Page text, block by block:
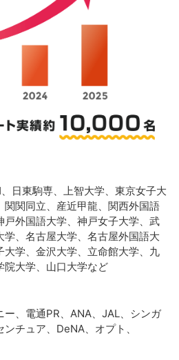
日東駒専、上智大学、東京女子大
関同立、産近甲龍、関西外国語
戸外国語大学、神戸女子大学、武
、名古屋大学、名古屋外国語大
学、金沢大学、立命館大学、九
院大学、山口大学など
、電通PR、ANA、JAL、シンガ
チュア、DeNA、オプト、